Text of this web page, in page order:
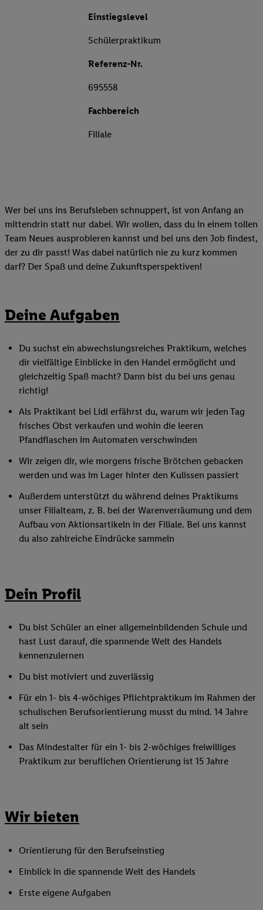
Einstiegslevel
Schülerpraktikum
Referenz-Nr.
695558
Fachbereich
Filiale
Wer bei uns ins Berufsleben schnuppert, ist von Anfang an
mittendrin statt nur dabei. Wir wollen, dass du in einem tollen
Team Neues ausprobieren kannst und bei uns den Job findest,
der zu dir passt! Was dabei natürlich nie zu kurz kommen
darf? Der Spaß und deine Zukunftsperspektiven!
Deine Aufgaben
Du suchst ein abwechslungsreiches Praktikum, welches
dir vielfältige Einblicke in den Handel ermöglicht und
gleichzeitig Spaß macht? Dann bist du bei uns genau
richtig!
Als Praktikant bei Lidl erfährst du, warum wir jeden Tag
frisches Obst verkaufen und wohin die leeren
Pfandflaschen im Automaten verschwinden
Wir zeigen dir, wie morgens frische Brötchen gebacken
werden und was im Lager hinter den Kulissen passiert
Außerdem unterstützt du während deines Praktikums
unser Filialteam, z. B. bei der Warenverräumung und dem
Aufbau von Aktionsartikeln in der Filiale. Bei uns kannst
du also zahlreiche Eindrücke sammeln
Dein Profil
Du bist Schüler an einer allgemeinbildenden Schule und
hast Lust darauf, die spannende Welt des Handels
kennenzulernen
Du bist motiviert und zuverlässig
Für ein 1- bis 4-wöchiges Pflichtpraktikum im Rahmen der
schulischen Berufsorientierung musst du mind. 14 Jahre
alt sein
Das Mindestalter für ein 1- bis 2-wöchiges freiwilliges
Praktikum zur beruflichen Orientierung ist 15 Jahre
Wir bieten
Orientierung für den Berufseinstieg
Einblick in die spannende Welt des Handels
Erste eigene Aufgaben